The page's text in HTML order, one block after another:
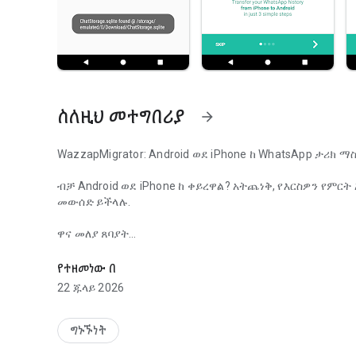
ስለዚህ መተግበሪያ arrow_forward
WazzapMigrator: Android ወደ iPhone ከ WhatsApp ታሪክ
ብቻ Android ወደ iPhone ከ ቀይረዋል? አትጨነቅ, የእርስዎን
መውሰድ ይችላሉ.
ዋና መለያ ጸባያት
- የማስመጣት ምስሎች, ድምጽ, ቪድዮ, ሰነዶችን, አካባቢዎች እና
- አስቀድመው የተሸጡ እንኳ ቢሆን / የ አሮጌ iPhone ወዲያውኑ ሰጣቸው
እርግጠኛ መሆን
ቪዲዮ እና እንዴትን
https://www.wazzapmigrator.com
የተዘመነው በ
22 ጁላይ 2026
ግኑኙነት